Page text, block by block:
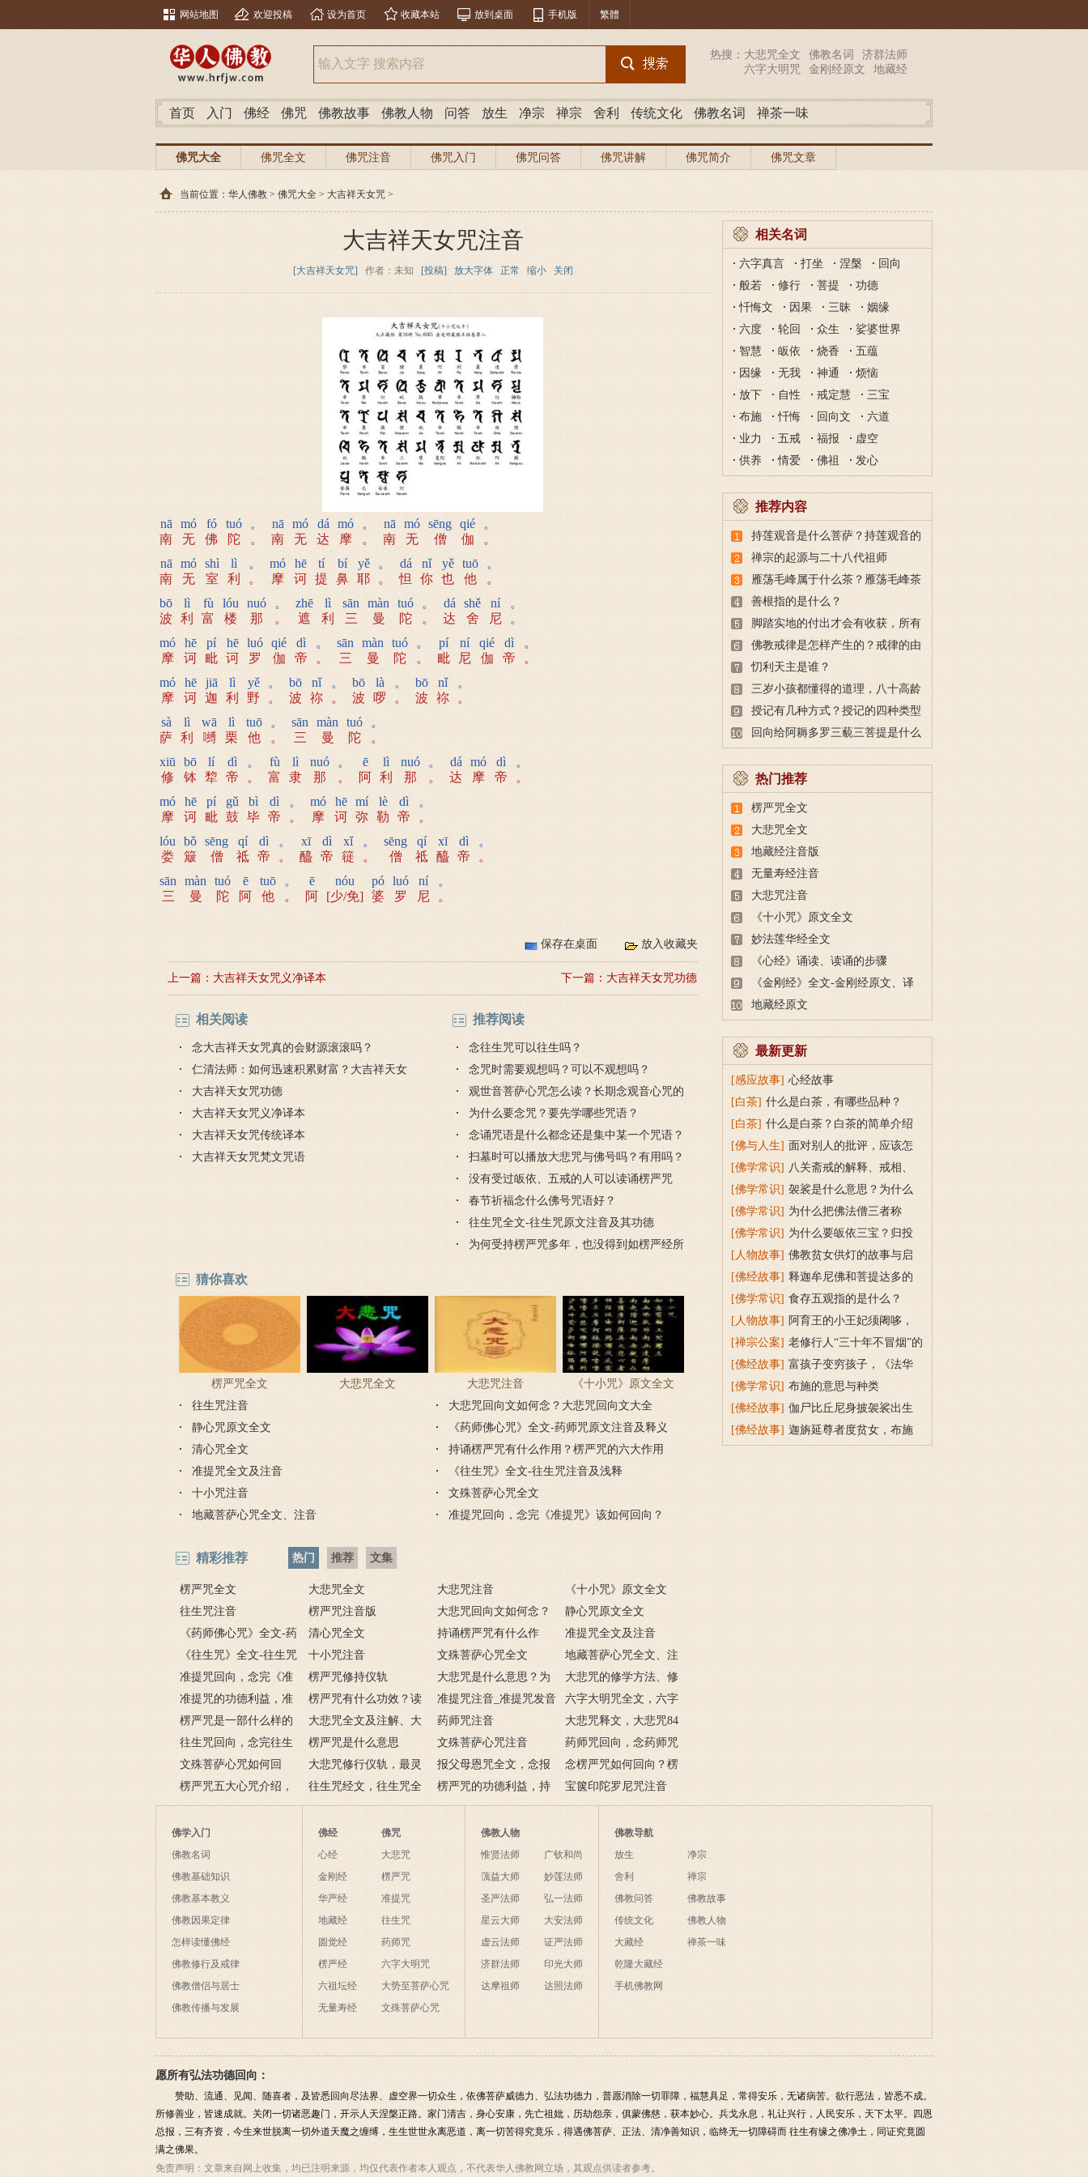
网站地图 欢迎投稿 设为首页 收藏本站 放到桌面 手机版 繁體
热搜： 大悲咒全文 佛教名词
济群法师
六字大明咒
金刚经原文 地藏经
首页 入门 佛经 佛咒 佛教故事 佛教人物 问答 放生 净宗 禅宗 舍利 传统文化 佛教名词 禅茶一味
佛咒大全 佛咒全文 佛咒注音 佛咒入门 佛咒问答 佛咒讲解 佛咒简介 佛咒文章
当前位置： 华人佛教 > 佛咒大全 > 大吉祥天女咒 >
大吉祥天女咒注音
[大吉祥天女咒] 作者：未知 [投稿] 放大字体 正常 缩小 关闭
nā
南
mó
无
fó
佛
tuó
陀
。
。
nā
南
mó
无
dá
达
mó
摩
。
。
nā
南
mó
无
sēng
僧
qié
伽
。
。
nā
南
mó
无
shì
室
lì
利
。
。
mó
摩
hē
诃
tí
提
bí
鼻
yě
耶
。
。
dá
怛
nǐ
你
yě
也
tuō
他
。
。
bō
波
lì
利
fù
富
lóu
楼
nuó
那
。
。
zhē
遮
lì
利
sān
三
màn
曼
tuó
陀
。
。
dá
达
shě
舍
ní
尼
。
。
mó
摩
hē
诃
pí
毗
hē
诃
luó
罗
qié
伽
dì
帝
。
。
sān
三
màn
曼
tuó
陀
。
。
pí
毗
ní
尼
qié
伽
dì
帝
。
。
mó
摩
hē
诃
jiā
迦
lì
利
yě
野
。
。
bō
波
nǐ
祢
。
。
bō
波
là
啰
。
。
bō
波
nǐ
祢
。
。
sà
萨
lì
利
wā
嚩
lì
栗
tuō
他
。
。
sān
三
màn
曼
tuó
陀
。
。
xiū
修
bō
钵
lí
犂
dì
帝
。
。
fù
富
lì
隶
nuó
那
。
。
ē
阿
lì
利
nuó
那
。
。
dá
达
mó
摩
dì
帝
。
。
mó
摩
hē
诃
pí
毗
gǔ
鼓
bì
毕
dì
帝
。
。
mó
摩
hē
诃
mí
弥
lè
勒
dì
帝
。
。
lóu
娄
bǒ
簸
sēng
僧
qí
祗
dì
帝
。
。
xī
醯
dì
帝
xǐ
簁
。
。
sēng
僧
qí
祗
xī
醯
dì
帝
。
。
sān
三
màn
曼
tuó
陀
ē
阿
tuō
他
。
。
ē
阿
nóu
[少/免]
pó
婆
luó
罗
ní
尼
。
。
保存在桌面 放入收藏夹
上一篇： 大吉祥天女咒义净译本 下一篇： 大吉祥天女咒功德
相关阅读
念大吉祥天女咒真的会财源滚滚吗？
仁清法师：如何迅速积累财富？大吉祥天女
神咒的功德
大吉祥天女咒功德
大吉祥天女咒义净译本
大吉祥天女咒传统译本
大吉祥天女咒梵文咒语
推荐阅读
念往生咒可以往生吗？
念咒时需要观想吗？可以不观想吗？
观世音菩萨心咒怎么读？长期念观音心咒的
好处
为什么要念咒？要先学哪些咒语？
念诵咒语是什么都念还是集中某一个咒语？
扫墓时可以播放大悲咒与佛号吗？有用吗？
没有受过皈依、五戒的人可以读诵楞严咒
吗？
春节祈福念什么佛号咒语好？
往生咒全文-往生咒原文注音及其功德
为何受持楞严咒多年，也没得到如楞严经所
猜你喜欢
楞严咒全文 大悲咒全文 大悲咒注音
《十小咒》原文全文
往生咒注音
大悲咒回向文如何念？大悲咒回向文大全
静心咒原文全文
《药师佛心咒》全文-药师咒原文注音及释义
清心咒全文
持诵楞严咒有什么作用？楞严咒的六大作用
准提咒全文及注音
《往生咒》全文-往生咒注音及浅释
十小咒注音
文殊菩萨心咒全文
地藏菩萨心咒全文、注音
准提咒回向，念完《准提咒》该如何回向？
精彩推荐 热门 推荐 文集
楞严咒全文 大悲咒全文 大悲咒注音
《十小咒》原文全文
往生咒注音
楞严咒注音版
大悲咒回向文如何念？
大悲咒回向文大全
静心咒原文全文
《药师佛心咒》全文-药
师咒原文注音及释义
清心咒全文
持诵楞严咒有什么作
用？楞严咒的六大作用
准提咒全文及注音
《往生咒》全文-往生咒
注音及浅释
十小咒注音 文殊菩萨心咒全文
地藏菩萨心咒全文、注
音
准提咒回向，念完《准
提咒》该如何回向？
楞严咒修持仪轨
大悲咒是什么意思？为
何叫大悲咒？
大悲咒的修学方法、修
持方法
准提咒的功德利益，准
提咒功德利益大全
楞严咒有什么功效？读
诵楞严咒的好处
准提咒注音_准提咒发音
注解
六字大明咒全文，六字
大明咒怎么念？
楞严咒是一部什么样的
经文？楞严咒经文
大悲咒全文及注解、大
悲咒解释
药师咒注音
大悲咒释文，大悲咒84
句全文解释
往生咒回向，念完往生
咒要怎么回向？
楞严咒是什么意思 文殊菩萨心咒注音
药师咒回向，念药师咒
怎么回向？
文殊菩萨心咒如何回
向？文殊菩萨心咒回向
大悲咒修行仪轨，最灵
验的大悲咒仪轨
报父母恩咒全文，念报
父母恩咒怎么回向？
念楞严咒如何回向？楞
严咒回向
楞严咒五大心咒介绍，
持五大心咒的作用
往生咒经文，往生咒全
文注音及发音注解
楞严咒的功德利益，持
诵楞严咒的功德利益
宝箧印陀罗尼咒注音
相关名词
六字真言 打坐 涅槃
回向
般若
修行 菩提
功德
忏悔文
因果 三昧
姻缘
六度
轮回 众生
娑婆世界
智慧
皈依 烧香
五蕴
因缘
无我 神通
烦恼
放下
自性 戒定慧
三宝
布施
忏悔 回向文
六道
业力
五戒 福报
虚空
供养
情爱 佛祖 发心
推荐内容
持莲观音是什么菩萨？持莲观音的
故事
禅宗的起源与二十八代祖师
雁荡毛峰属于什么茶？雁荡毛峰茶
的特点与由来
善根指的是什么？
脚踏实地的付出才会有收获，所有
的付出都不会白费
佛教戒律是怎样产生的？戒律的由
来
忉利天主是谁？
三岁小孩都懂得的道理，八十高龄
也未必做得到
授记有几种方式？授记的四种类型
回向给阿耨多罗三藐三菩提是什么
热门推荐
楞严咒全文
大悲咒全文
地藏经注音版
无量寿经注音
大悲咒注音
《十小咒》原文全文
妙法莲华经全文
《心经》诵读、读诵的步骤
《金刚经》全文-金刚经原文、译
文及释意
地藏经原文
最新更新
[感应故事] 心经故事
[白茶] 什么是白茶，有哪些品种？
[白茶] 什么是白茶？白茶的简单介绍
[佛与人生] 面对别人的批评，应该怎
么做？
[佛学常识] 八关斋戒的解释、戒相、
功德利益
[佛学常识] 袈裟是什么意思？为什么
叫福田衣？
[佛学常识] 为什么把佛法僧三者称
为“宝”？
[佛学常识] 为什么要皈依三宝？归投
三宝令身心安稳
[人物故事] 佛教贫女供灯的故事与启
示
[佛经故事] 释迦牟尼佛和菩提达多的
双头鸟故事
[佛学常识] 食存五观指的是什么？
[人物故事] 阿育王的小王妃须阇哆，
持戒穿素服得宝珠
[禅宗公案] 老修行人“三十年不冒烟”的
故事
[佛经故事] 富孩子变穷孩子，《法华
经》穷子喻的故事
[佛学常识] 布施的意思与种类
[佛经故事] 伽尸比丘尼身披袈裟出生
的因缘故事
[佛经故事] 迦旃延尊者度贫女，布施
佛学入门
佛教名词
佛教基础知识
佛教基本教义
佛教因果定律
怎样读懂佛经
佛教修行及戒律
佛教僧侣与居士
佛教传播与发展
佛经
心经
金刚经
华严经
地藏经
圆觉经
楞严经
六祖坛经
无量寿经
佛咒
大悲咒
楞严咒
准提咒
往生咒
药师咒
六字大明咒
大势至菩萨心咒
文殊菩萨心咒
佛教人物
惟贤法师
蕅益大师
圣严法师
星云大师
虚云法师
济群法师
达摩祖师
广钦和尚
妙莲法师
弘一法师
大安法师
证严法师
印光大师
达照法师
佛教导航
放生
舍利
佛教问答
传统文化
大藏经
乾隆大藏经
手机佛教网
净宗
禅宗
佛教故事
佛教人物
禅茶一味
愿所有弘法功德回向：
赞助、流通、见闻、随喜者，及皆悉回向尽法界、虚空界一切众生，依佛菩萨威德力、弘法功德力，普愿消除一切罪障，福慧具足，常得安乐，无诸病苦。欲行恶法，皆悉不成。
所修善业，皆速成就。关闭一切诸恶趣门，开示人天涅槃正路。家门清吉，身心安康，先亡祖妣，历劫怨亲，俱蒙佛慈，获本妙心。兵戈永息，礼让兴行，人民安乐，天下太平。四恩
总报，三有齐资，今生来世脱离一切外道天魔之缠缚，生生世世永离恶道，离一切苦得究竟乐，得遇佛菩萨、正法、清净善知识，临终无一切障碍而 往生有缘之佛净土，同证究竟圆
满之佛果。
免责声明： 文章来自网上收集，均已注明来源，均仅代表作者本人观点，不代表华人佛教网立场，其观点供读者参考。